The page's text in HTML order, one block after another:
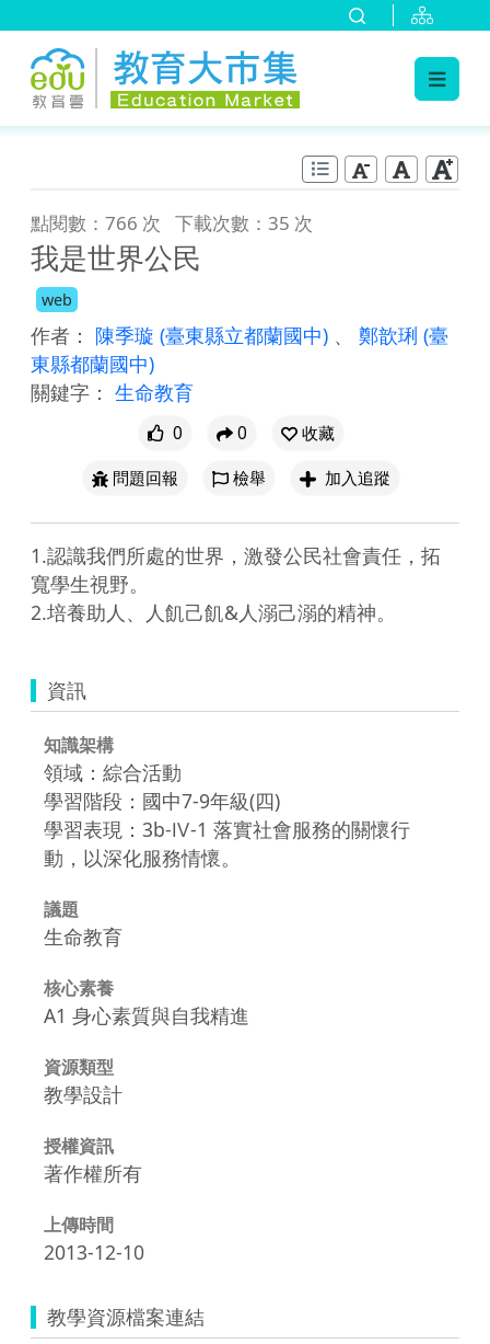
點閱數：766 次 下載次數：35 次
我是世界公民
web
作者： 陳季璇 (臺東縣立都蘭國中) 、 鄭歆琍 (臺
東縣都蘭國中)
關鍵字： 生命教育
0 0
收藏
問題回報
檢舉 加入追蹤
1.認識我們所處的世界，激發公民社會責任，拓
寬學生視野。
資訊
知識架構
領域：綜合活動
學習階段：國中7-9年級(四)
學習表現：3b-Ⅳ-1 落實社會服務的關懷行
動，以深化服務情懷。
議題
生命教育
核心素養
A1 身心素質與自我精進
資源類型
教學設計
授權資訊
著作權所有
上傳時間
2013-12-10
教學資源檔案連結